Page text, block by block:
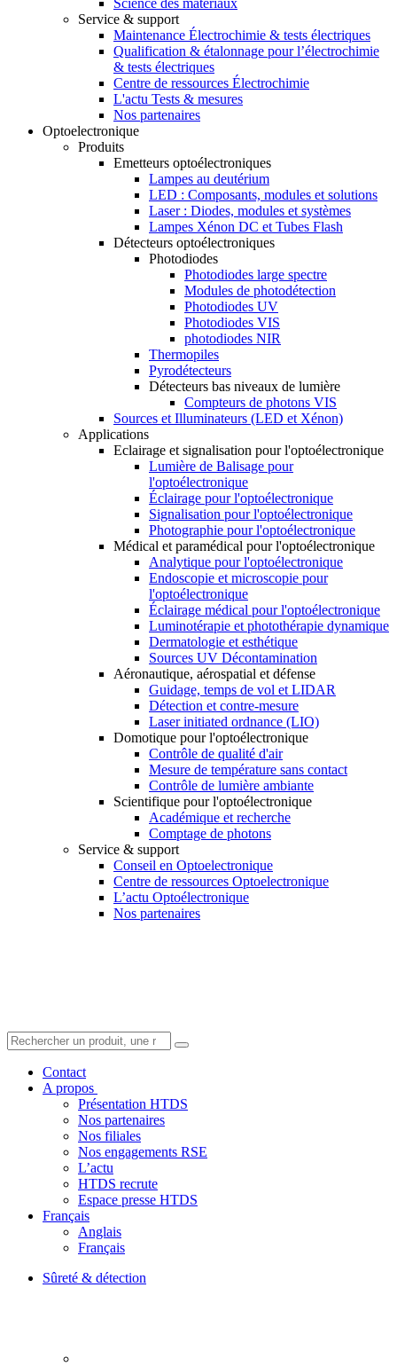
Science des matériaux
Service & support
Maintenance Électrochimie & tests électriques
Qualification & étalonnage pour l’électrochimie
& tests électriques
Centre de ressources Électrochimie
L'actu Tests & mesures
Nos partenaires
Optoelectronique
Produits
Emetteurs optoélectroniques
Lampes au deutérium
LED : Composants, modules et solutions
Laser : Diodes, modules et systèmes
Lampes Xénon DC et Tubes Flash
Détecteurs optoélectroniques
Photodiodes
Photodiodes large spectre
Modules de photodétection
Photodiodes UV
Photodiodes VIS
photodiodes NIR
Thermopiles
Pyrodétecteurs
Détecteurs bas niveaux de lumière
Compteurs de photons VIS
Sources et Illuminateurs (LED et Xénon)
Applications
Eclairage et signalisation pour l'optoélectronique
Lumière de Balisage pour
l'optoélectronique
Éclairage pour l'optoélectronique
Signalisation pour l'optoélectronique
Photographie pour l'optoélectronique
Médical et paramédical pour l'optoélectronique
Analytique pour l'optoélectronique
Endoscopie et microscopie pour
l'optoélectronique
Éclairage médical pour l'optoélectronique
Luminotérapie et photothérapie dynamique
Dermatologie et esthétique
Sources UV Décontamination
Aéronautique, aérospatial et défense
Guidage, temps de vol et LIDAR
Détection et contre-mesure
Laser initiated ordnance (LIO)
Domotique pour l'optoélectronique
Contrôle de qualité d'air
Mesure de température sans contact
Contrôle de lumière ambiante
Scientifique pour l'optoélectronique
Académique et recherche
Comptage de photons
Service & support
Conseil en Optoelectronique
Centre de ressources Optoelectronique
L’actu Optoélectronique
Nos partenaires
Contact
A propos
Présentation HTDS
Nos partenaires
Nos filiales
Nos engagements RSE
L’actu
HTDS recrute
Espace presse HTDS
Français
Anglais
Français
Sûreté & détection